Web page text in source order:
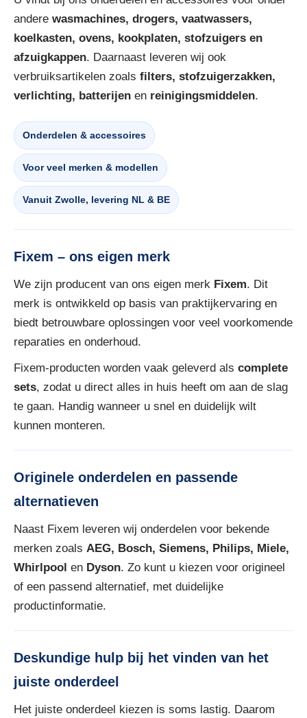
andere wasmachines, drogers, vaatwassers,
koelkasten, ovens, kookplaten, stofzuigers en
afzuigkappen. Daarnaast leveren wij ook
verbruiksartikelen zoals filters, stofzuigerzakken,
verlichting, batterijen en reinigingsmiddelen.
Onderdelen & accessoires
Voor veel merken & modellen
Vanuit Zwolle, levering NL & BE
Fixem – ons eigen merk
We zijn producent van ons eigen merk Fixem. Dit
merk is ontwikkeld op basis van praktijkervaring en
biedt betrouwbare oplossingen voor veel voorkomende
reparaties en onderhoud.
Fixem-producten worden vaak geleverd als complete
sets, zodat u direct alles in huis heeft om aan de slag
te gaan. Handig wanneer u snel en duidelijk wilt
kunnen monteren.
Originele onderdelen en passende
alternatieven
Naast Fixem leveren wij onderdelen voor bekende
merken zoals AEG, Bosch, Siemens, Philips, Miele,
Whirlpool en Dyson. Zo kunt u kiezen voor origineel
of een passend alternatief, met duidelijke
productinformatie.
Deskundige hulp bij het vinden van het
juiste onderdeel
Het juiste onderdeel kiezen is soms lastig. Daarom